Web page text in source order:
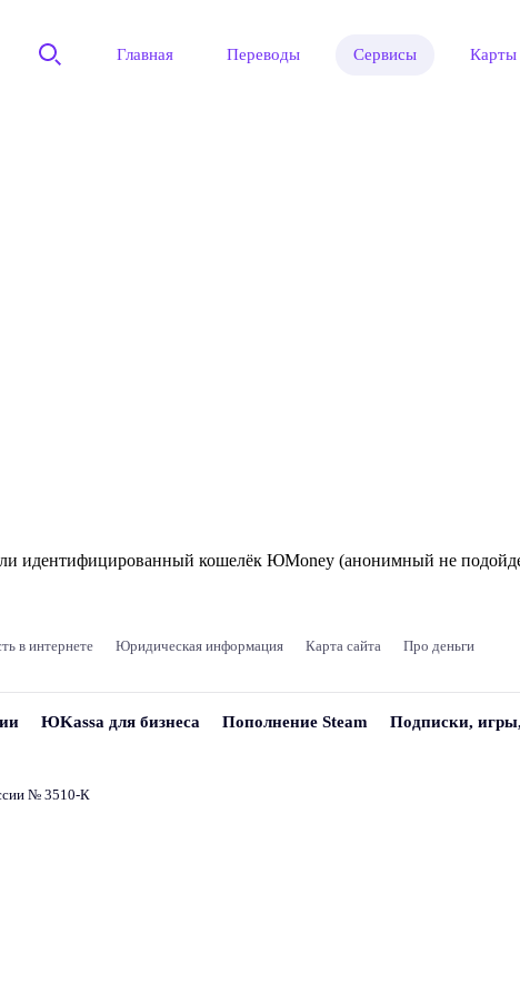
Главная Переводы Сервисы Карты
идентифицированный кошелёк ЮMoney (анонимный не
в интернете Юридическая информация Карта сайта Про деньги
ЮKassa для бизнеса Пополнение Steam Подписки,
№ 3510‑К